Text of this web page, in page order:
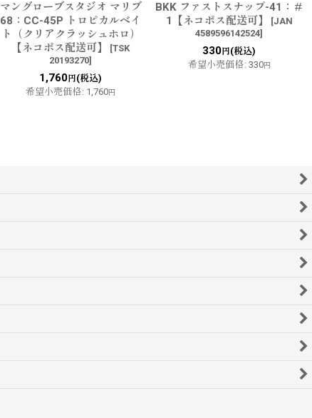
マングローブスタジオ マリブ
68：CC-45P トロピカルベイ
ト（クリアクラッシュホロ）
【ネコポス配送可】
[TSK
20193270]
1,760 円(税込)
希望小売価格: 1,760円
BKK ファストスナップ-41：＃
1【ネコポス配送可】
[JAN
4589596142524]
330 円(税込)
希望小売価格: 330円